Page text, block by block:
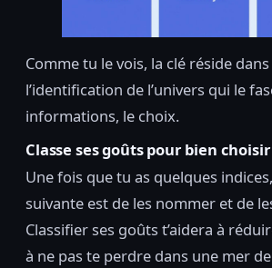
Comme tu le vois, la clé réside
l’identification de l’univers qui le
informations, le choix.
Classe ses goûts pour bien choisir
Une fois que tu as quelques
suivante est de les nommer et de
Classifier ses goûts t’aidera à
à ne pas te perdre dans une mer